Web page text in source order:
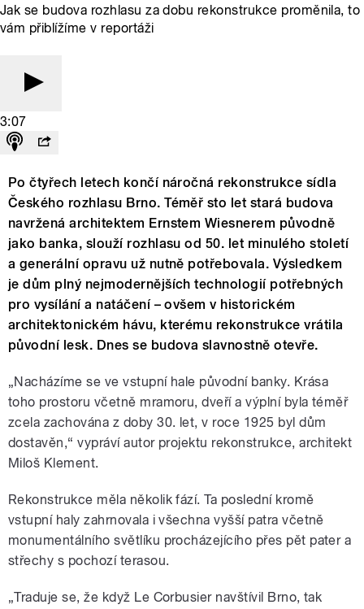
Jak se budova rozhlasu za dobu rekonstrukce proměnila, to
vám přiblížíme v reportáži
3:07
Po čtyřech letech končí náročná rekonstrukce sídla
Českého rozhlasu Brno. Téměř sto let stará budova
navržená architektem Ernstem Wiesnerem původně
jako banka, slouží rozhlasu od 50. let minulého století
a generální opravu už nutně potřebovala. Výsledkem
je dům plný nejmodernějších technologií potřebných
pro vysílání a natáčení – ovšem v historickém
architektonickém hávu, kterému rekonstrukce vrátila
původní lesk. Dnes se budova slavnostně otevře.
„Nacházíme se ve vstupní hale původní banky. Krása
toho prostoru včetně mramoru, dveří a výplní byla téměř
zcela zachována z doby 30. let, v roce 1925 byl dům
dostavěn,“ vypráví autor projektu rekonstrukce, architekt
Miloš Klement.
Rekonstrukce měla několik fází. Ta poslední kromě
vstupní haly zahrnovala i všechna vyšší patra včetně
monumentálního světlíku procházejícího přes pět pater a
střechy s pochozí terasou.
„Traduje se, že když Le Corbusier navštívil Brno, tak